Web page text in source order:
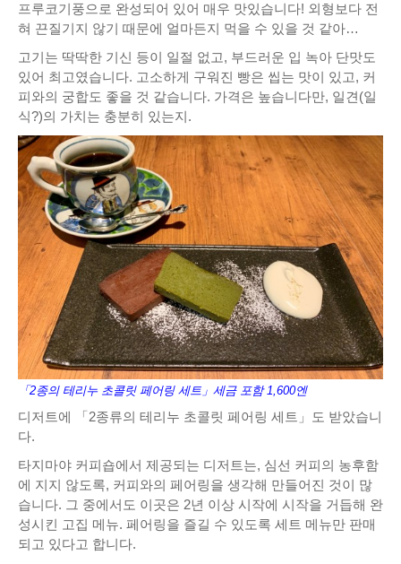
프루코기풍으로 완성되어 있어 매우 맛있습니다! 외형보다 전
혀 끈질기지 않기 때문에 얼마든지 먹을 수 있을 것 같아…
고기는 딱딱한 기신 등이 일절 없고, 부드러운 입 녹아 단맛도
있어 최고였습니다. 고소하게 구워진 빵은 씹는 맛이 있고, 커
피와의 궁합도 좋을 것 같습니다. 가격은 높습니다만, 일견(일
식?)의 가치는 충분히 있는지.
「2종의 테리누 초콜릿 페어링 세트」세금 포함 1,600엔
디저트에 「2종류의 테리누 초콜릿 페어링 세트」도 받았습니
다.
타지마야 커피숍에서 제공되는 디저트는, 심선 커피의 농후함
에 지지 않도록, 커피와의 페어링을 생각해 만들어진 것이 많
습니다. 그 중에서도 이곳은 2년 이상 시작에 시작을 거듭해 완
성시킨 고집 메뉴. 페어링을 즐길 수 있도록 세트 메뉴만 판매
되고 있다고 합니다.